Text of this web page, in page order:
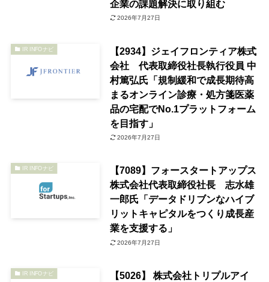
企業の課題解決に取り組む
2026年7月27日
IR INFOナビ
【2934】ジェイフロンティア株式
会社 代表取締役社長執行役員 中
村篤弘氏「規制緩和で成長期待高
まるオンライン診療・処方箋医薬
品の宅配でNo.1プラットフォーム
を目指す」
2026年7月27日
IR INFOナビ
【7089】フォースタートアップス
株式会社代表取締役社長 志水雄
一郎氏「データドリブンなハイブ
リットキャピタルをつくり成長産
業を支援する」
2026年7月27日
IR INFOナビ
【5026】 株式会社トリプルアイ